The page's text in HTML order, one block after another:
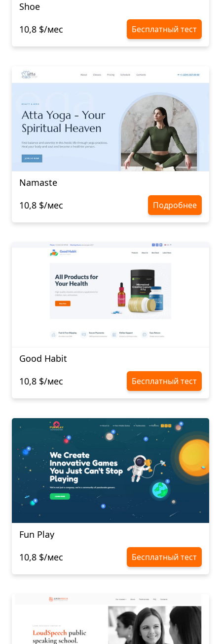
Shoe
10,8 $/мес
Бесплатный тест
Namaste
10,8 $/мес
Подробнее
Good Habit
10,8 $/мес
Бесплатный тест
Fun Play
10,8 $/мес
Бесплатный тест